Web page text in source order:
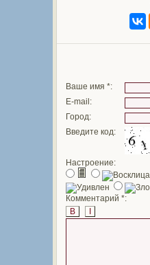
Ваше имя *:
E-mail:
Город:
Введите код:
Настроение:
Комментарий *:
B
I